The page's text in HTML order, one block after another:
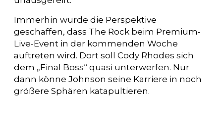
Immerhin wurde die Perspektive
geschaffen, dass The Rock beim Premium-
Live-Event in der kommenden Woche
auftreten wird. Dort soll Cody Rhodes sich
dem „Final Boss“ quasi unterwerfen. Nur
dann könne Johnson seine Karriere in noch
größere Sphären katapultieren.